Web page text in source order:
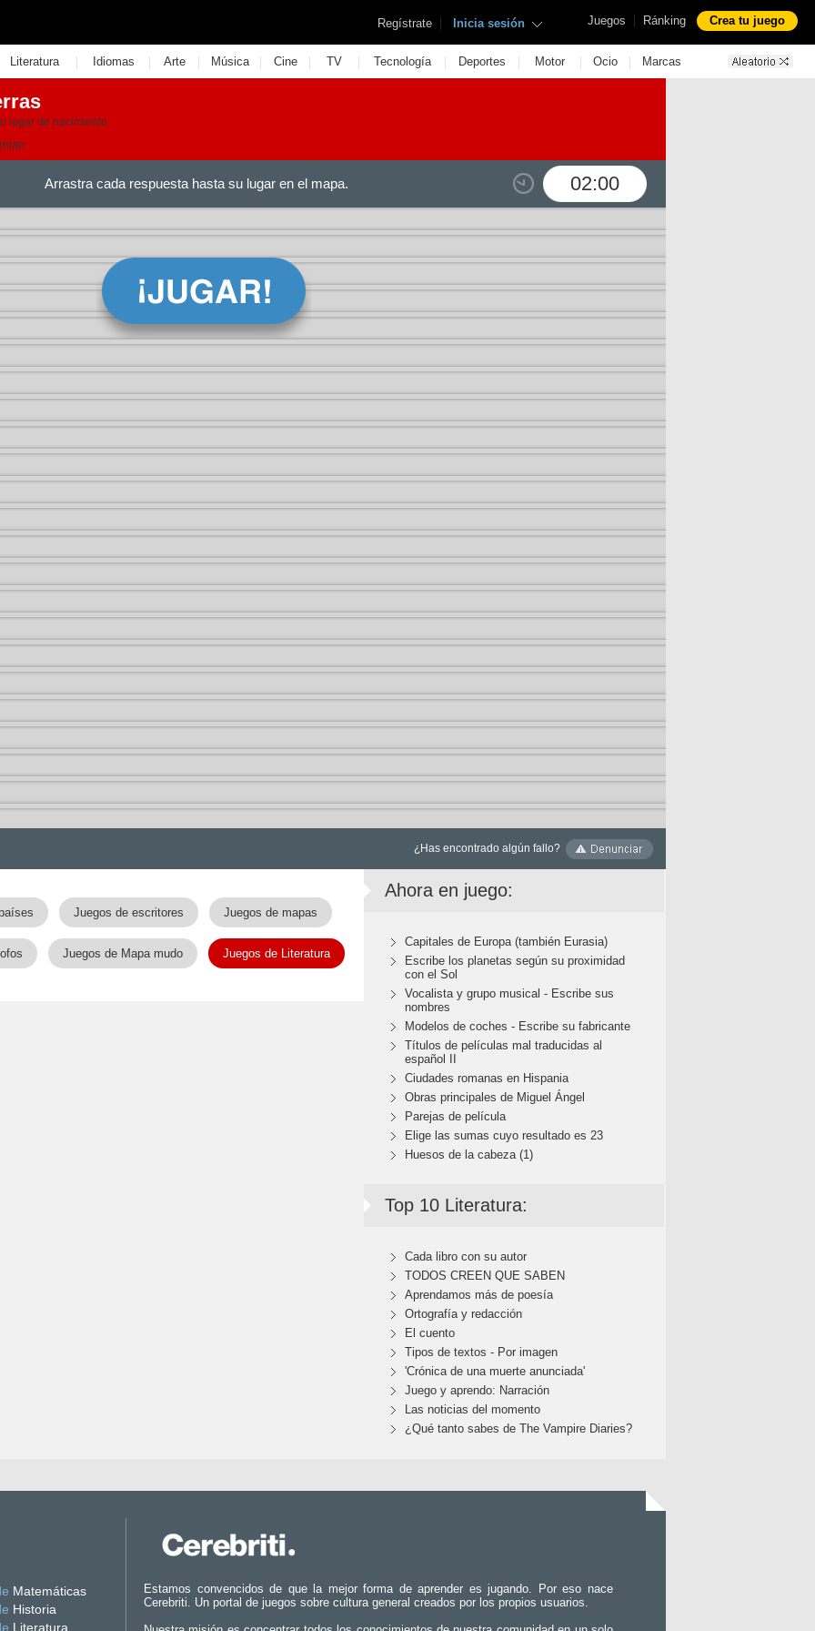
Juegos | Ránking Crea tu juego
Regístrate | Inicia sesión
Literatura | Idiomas | Arte | Música | Cine | TV | Tecnología | Deportes | Motor | Ocio | Marcas
lugar de nacimiento
02:00
Arrastra cada respuesta hasta su lugar en el mapa.
¿Has encontrado algún fallo?
Juegos de escritores Juegos de mapas
Juegos de Mapa mudo Juegos de Literatura
Ahora en juego:
Capitales de Europa (también Eurasia)
Escribe los planetas según su proximidad
con el Sol
Vocalista y grupo musical - Escribe sus
nombres
Modelos de coches - Escribe su fabricante
Títulos de películas mal traducidas al
español II
Ciudades romanas en Hispania
Obras principales de Miguel Ángel
Parejas de película
Elige las sumas cuyo resultado es 23
Huesos de la cabeza (1)
Top 10 Literatura:
Cada libro con su autor
TODOS CREEN QUE SABEN
Aprendamos más de poesía
Ortografía y redacción
El cuento
Tipos de textos - Por imagen
'Crónica de una muerte anunciada'
Juego y aprendo: Narración
Las noticias del momento
¿Qué tanto sabes de The Vampire Diaries?
Matemáticas
Historia
Literatura
Estamos convencidos de que la mejor forma de aprender es jugando. Por eso nace
Cerebriti. Un portal de juegos sobre cultura general creados por los propios usuarios.